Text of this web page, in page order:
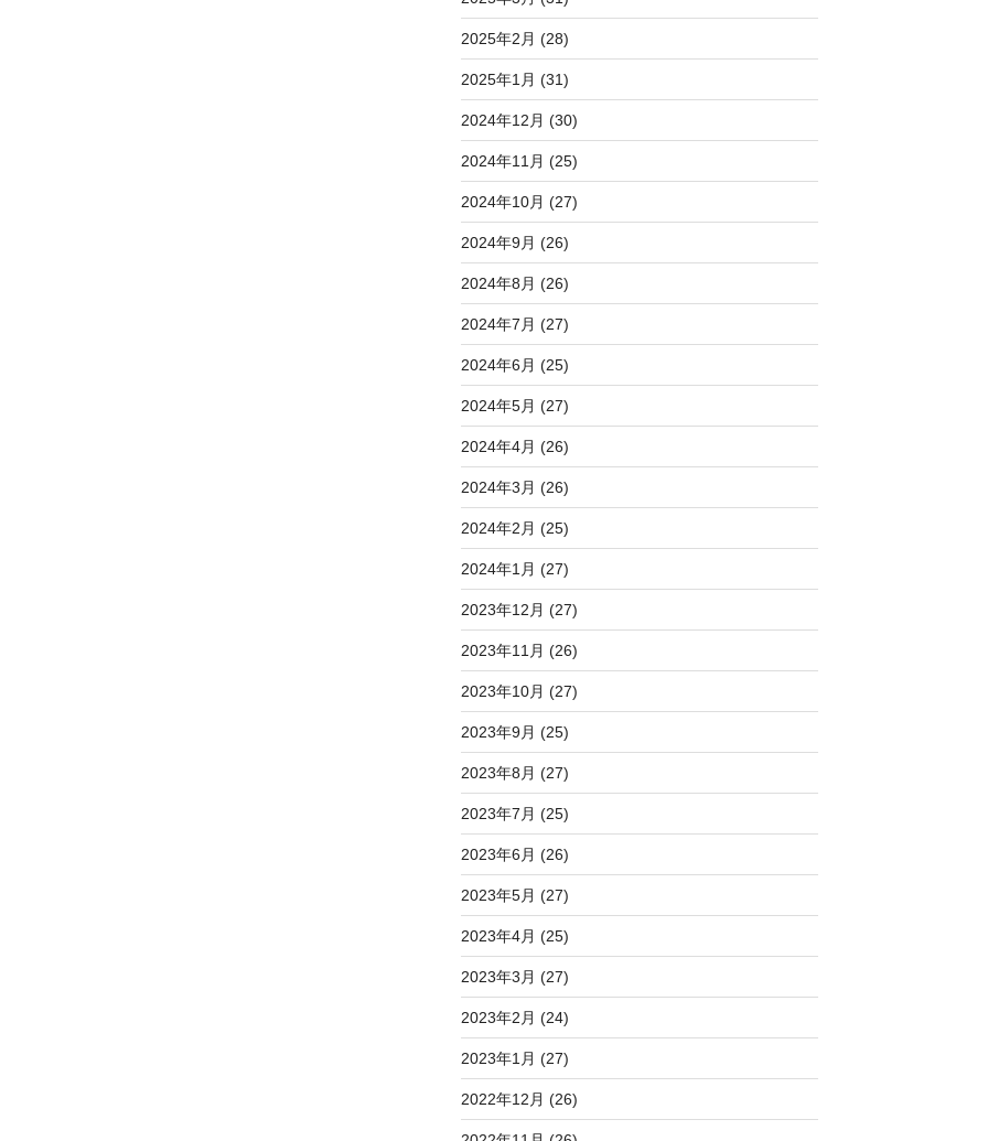
2025年2月 (28)
2025年1月 (31)
2024年12月 (30)
2024年11月 (25)
2024年10月 (27)
2024年9月 (26)
2024年8月 (26)
2024年7月 (27)
2024年6月 (25)
2024年5月 (27)
2024年4月 (26)
2024年3月 (26)
2024年2月 (25)
2024年1月 (27)
2023年12月 (27)
2023年11月 (26)
2023年10月 (27)
2023年9月 (25)
2023年8月 (27)
2023年7月 (25)
2023年6月 (26)
2023年5月 (27)
2023年4月 (25)
2023年3月 (27)
2023年2月 (24)
2023年1月 (27)
2022年12月 (26)